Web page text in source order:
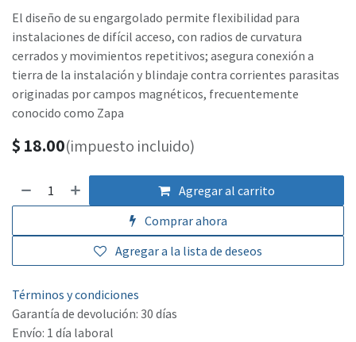
El diseño de su engargolado permite flexibilidad para
instalaciones de difícil acceso, con radios de curvatura
cerrados y movimientos repetitivos; asegura conexión a
tierra de la instalación y blindaje contra corrientes parasitas
originadas por campos magnéticos, frecuentemente
conocido como Zapa
$ 18.00(impuesto incluido)
Agregar al carrito
Comprar ahora
Agregar a la lista de deseos
Términos y condiciones
Garantía de devolución: 30 días
Envío: 1 día laboral